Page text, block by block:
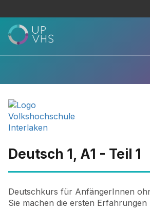
Deutsch 1, A1 - Teil 1
Deutschkurs für AnfängerInnen
Sie machen die ersten